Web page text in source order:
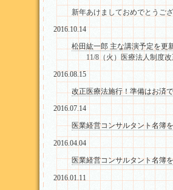
新年あけましておめでとうござ
2016.10.14
松田紘一郎 主な講演予定を更
11/8（火）医療法人制度改
2016.08.15
改正医療法施行！準備はお済
2016.07.14
医業経営コンサルタント名簿
2016.04.04
医業経営コンサルタント名簿
2016.01.11